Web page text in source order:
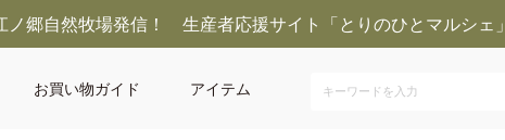
ノ郷自然牧場発信！ 生産者応援サイト「とりのひとマルシェ」
お買い物ガイド アイテム